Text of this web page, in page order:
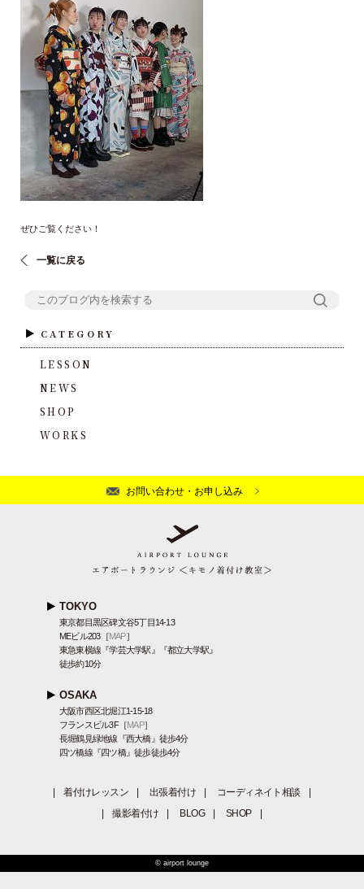
ぜひご覧ください！
一覧に戻る
CATEGORY
LESSON
NEWS
SHOP
WORKS
お問い合わせ・お申し込み
TOKYO
東京都目黒区碑文谷5丁目14-13
MEビル203［MAP］
東急東横線『学芸大学駅』『都立大学駅』
徒歩約10分
OSAKA
大阪市西区北堀江1-15-18
フランスビル3F［MAP］
長堀鶴見緑地線『西大橋』徒歩4分
四ツ橋線『四ツ橋』徒歩徒歩4分
| 着付けレッスン | 出張着付け | コーディネイト相談
|
|
撮影着付け | BLOG | SHOP |
© airport lounge